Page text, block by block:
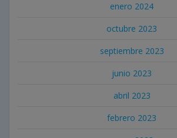
enero 2024
octubre 2023
septiembre 2023
junio 2023
abril 2023
febrero 2023